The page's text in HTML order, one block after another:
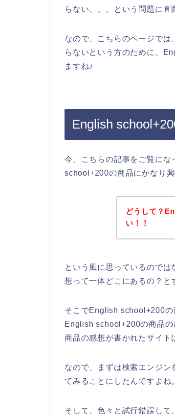
らない、、、という問題に直
なので、こちらのページで
らないという方のために、
ますね♪
English
今、こちらの記事をご覧に
school+200の商品にかなり
どうして？
い！！
という風に思っているので
想って一体どこにあるの？と
そこでEnglish school+200の
English school+200の商品
商品の感想が書かれたサイト
なので、まずは検索エンジ
てみることにしたんですよね。
そして、色々と試行錯誤し